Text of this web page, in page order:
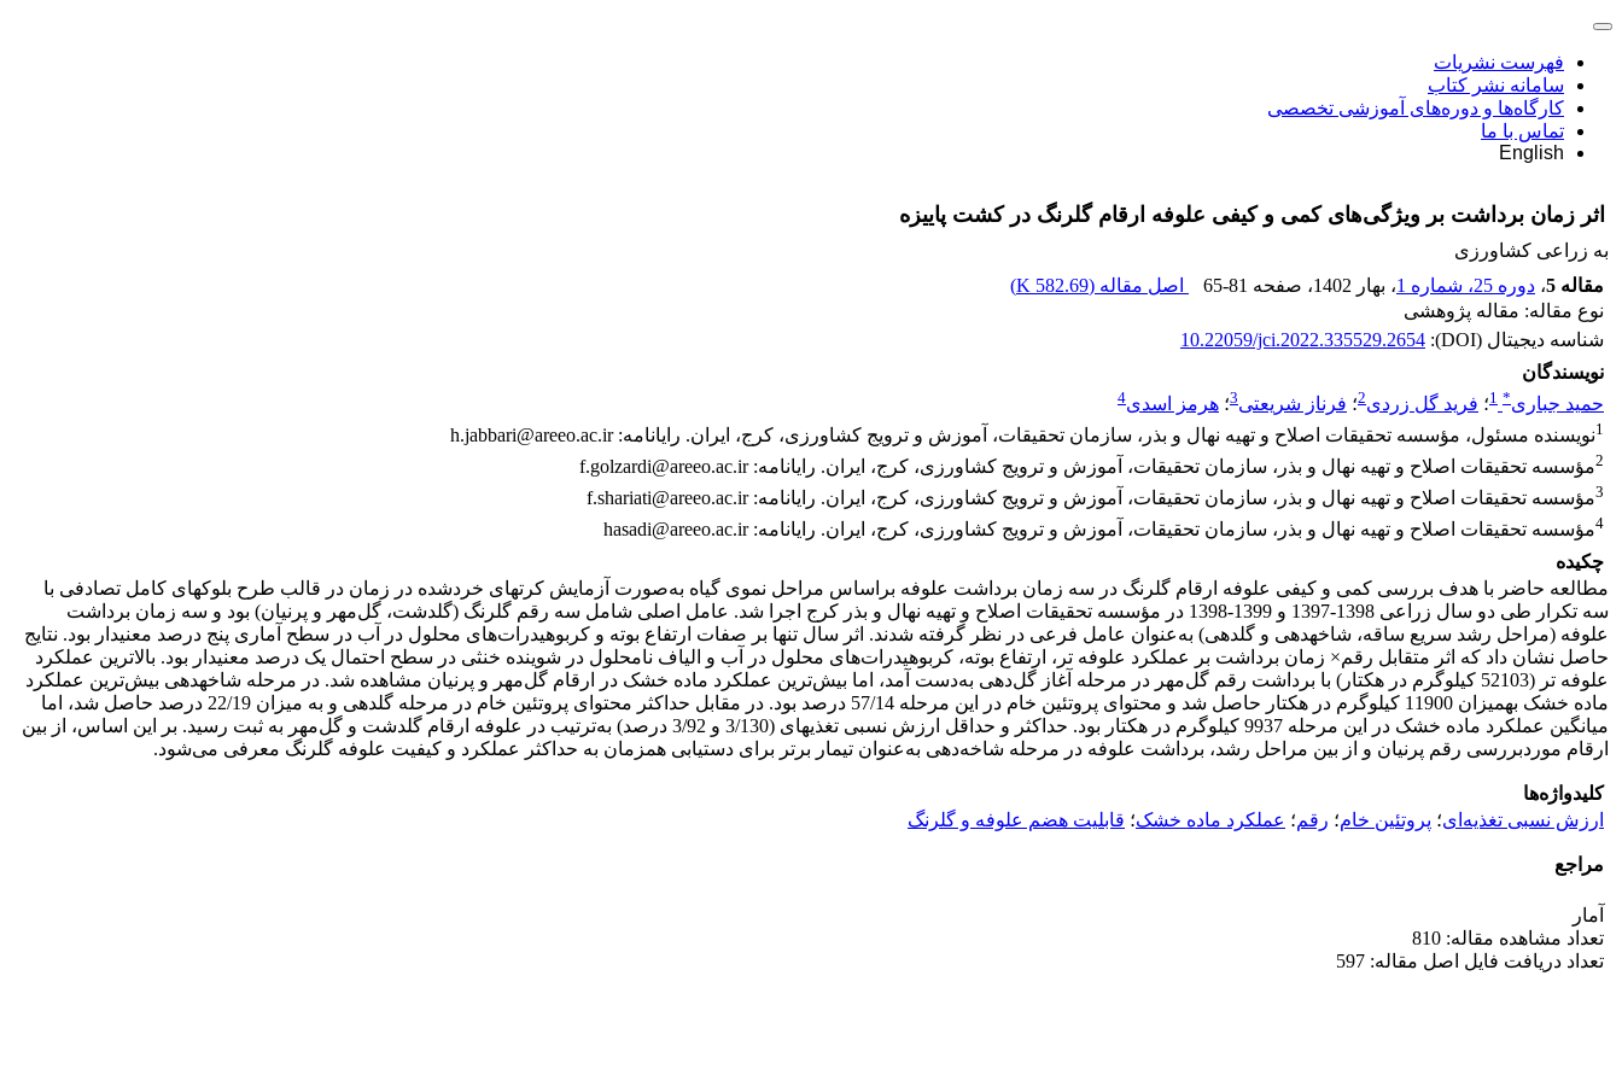
فهرست نشریات
سامانه نشر کتاب
کارگاه‌ها و دوره‌های آموزشی تخصصی
تماس با ما
English
اثر زمان برداشت بر ویژگی‌های کمی و کیفی علوفه ارقام گلرنگ در کشت پاییزه
به زراعی کشاورزی
مقاله 5
، دوره 25، شماره 1 ، بهار 1402 ، صفحه 65-81 اصل مقاله (582.69 K
)
نوع مقاله: مقاله پژوهشی
شناسه دیجیتال (DOI):
10.22059/jci.2022.335529.2654
نویسندگان
حمید جباری*
1؛ فرید گل زردی2؛ فرناز شریعتی3؛ هرمز اسدی4
1نویسنده مسئول، مؤسسه تحقیقات اصلاح و تهیه نهال و بذر، سازمان تحقیقات، آموزش و ترویج کشاورزی، کرج، ایران. رایانامه: h.jabbari@areeo.ac.ir
2مؤسسه تحقیقات اصلاح و تهیه نهال و بذر، سازمان تحقیقات، آموزش و ترویج کشاورزی، کرج، ایران. رایانامه: f.golzardi@areeo.ac.ir
3مؤسسه تحقیقات اصلاح و تهیه نهال و بذر، سازمان تحقیقات، آموزش و ترویج کشاورزی، کرج، ایران. رایانامه: f.shariati@areeo.ac.ir
4مؤسسه تحقیقات اصلاح و تهیه نهال و بذر، سازمان تحقیقات، آموزش و ترویج کشاورزی، کرج، ایران. رایانامه: hasadi@areeo.ac.ir
چکیده
مطالعه حاضر با هدف بررسی کمی و کیفی علوفه ارقام گلرنگ در سه زمان­ برداشت علوفه براساس مراحل نموی گیاه به‌صورت آزمایش کرت­های خردشده در زمان در قالب طرح بلوک‏های کامل تصادفی با
سه تکرار طی دو سال زراعی 1398-1397 و 1399-1398 در مؤسسه تحقیقات اصلاح و تهیه نهال و بذر کرج اجرا شد. عامل اصلی شامل سه رقم گلرنگ (گلدشت، گل‌مهر و پرنیان) بود و سه زمان برداشت
علوفه (مراحل رشد سریع ساقه، شاخه­دهی و گل­دهی) به‌عنوان عامل فرعی در نظر گرفته شدند. اثر سال تنها بر صفات ارتفاع بوته و کربوهیدرات‌های محلول در آب در سطح آماری پنج درصد معنی­دار بود. نتایج
حاصل نشان داد که اثر متقابل رقم× زمان برداشت بر عملکرد علوفه تر، ارتفاع بوته، کربوهیدرات‌های محلول در آب و الیاف نامحلول در شوینده خنثی در سطح احتمال یک درصد معنی‏دار بود. بالاترین عملکرد
علوفه تر (52103 کیلوگرم در هکتار) با برداشت رقم گل‌مهر در مرحله آغاز گل‌‏دهی به‌دست آمد، اما بیش‌ترین عملکرد ماده خشک در ارقام گل‌مهر و پرنیان مشاهده شد. در مرحله شاخه­دهی بیش‌ترین عملکرد
ماده خشک به­میزان 11900 کیلوگرم در هکتار حاصل شد و محتوای پروتئین خام در این مرحله 57/14 درصد بود. در مقابل حداکثر محتوای پروتئین خام در مرحله گل­دهی و به میزان 22/19 درصد حاصل شد، اما
میانگین عملکرد ماده خشک در این مرحله 9937 کیلوگرم در هکتار بود. حداکثر و حداقل ارزش نسبی تغذیه­ای (3/130 و 3/92 درصد) به‌ترتیب در علوفه ارقام گلدشت و گل‌مهر به ثبت رسید. بر این اساس، از بین
ارقام موردبررسی رقم پرنیان و از بین مراحل رشد، برداشت علوفه در مرحله شاخه‌دهی به‌عنوان تیمار برتر برای دستیابی همزمان به حداکثر عملکرد و کیفیت علوفه گلرنگ معرفی می‌شود.
کلیدواژه‌ها
ارزش نسبی تغذیه‌ای؛ پروتئین خام؛ رقم؛ عملکرد ماده خشک؛ قابلیت هضم علوفه و گلرنگ
مراجع
آمار
تعداد مشاهده مقاله: 810
تعداد دریافت فایل اصل مقاله: 597